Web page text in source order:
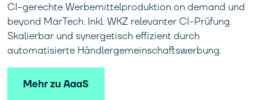
CI-gerechte Werbemittelproduktion on demand und
beyond MarTech. Inkl. WKZ relevanter CI-Prüfung.
Skalierbar und synergetisch effizient durch
automatisierte Händlergemeinschaftswerbung.
Mehr zu AaaS